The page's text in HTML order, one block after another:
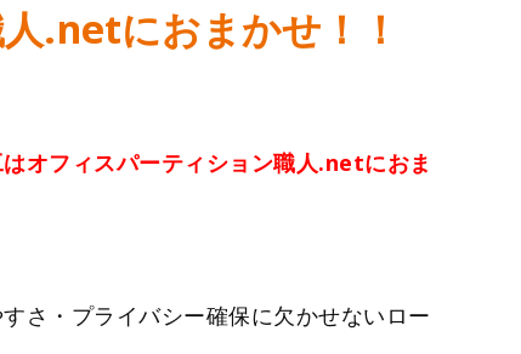
.netにおまかせ！！
オフィスパーティション職人.netにおま
さ・プライバシー確保に欠かせないロー